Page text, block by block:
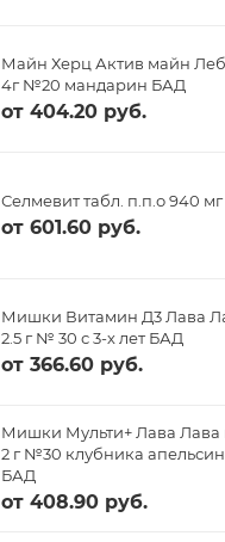
Майн Херц Актив майн
4г №20 мандарин БАД
от 404.20 руб.
Селмевит табл. п.п.о 940
от 601.60 руб.
Мишки Витамин Д3 Лава
2.5 г № 30 с 3-х лет БАД
от 366.60 руб.
Мишки Мульти+ Лава Лава
2 г №30 клубника
БАД
от 408.90 руб.